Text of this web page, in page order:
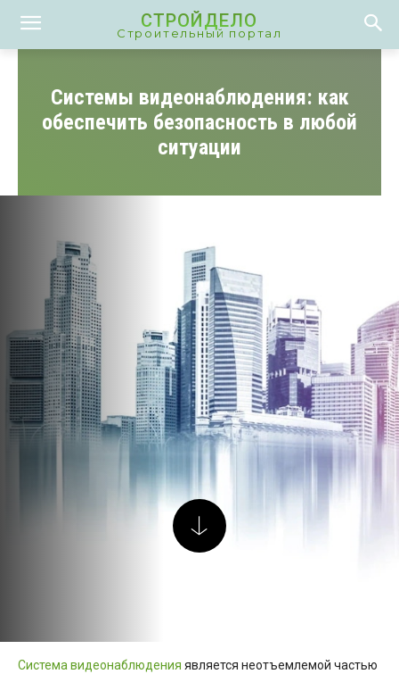
СТРОЙДЕЛО
Строительный портал
Системы видеонаблюдения: как
обеспечить безопасность в любой
ситуации
Система видеонаблюдения является неотъемлемой частью